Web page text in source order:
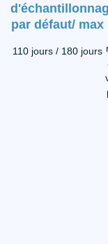
par défaut/ max
110 jours / 180 jours